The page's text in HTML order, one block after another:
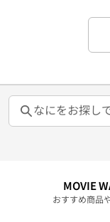
MOVIE
おすすめ商品